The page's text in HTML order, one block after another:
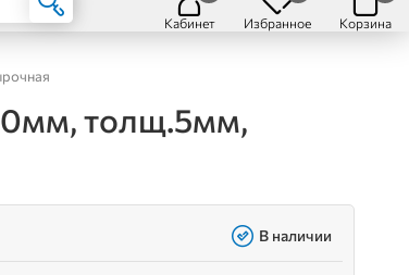
Кабинет Избранное Корзина
толщ.5мм,
В наличии